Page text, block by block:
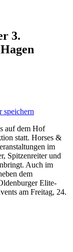
3.
speichern
auf dem Hof
statt. Horses &
im
Spitzenreiter und
Auch im
dem
Elite-
am Freitag, 24.